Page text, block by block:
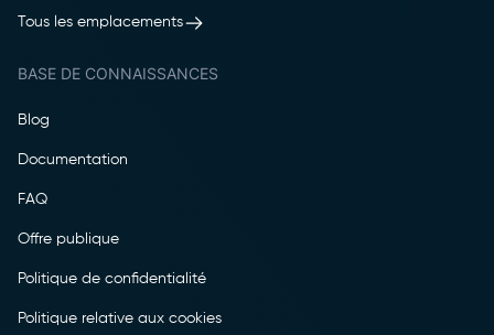
Tous les emplacements
BASE DE CONNAISSANCES
Blog
Documentation
FAQ
Offre publique
Politique de confidentialité
Politique relative aux cookies